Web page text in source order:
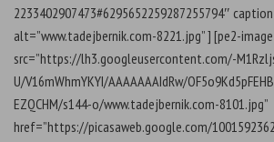
2233402907473#6295652259287255794″
alt=”www.tadejbernik.com-8221.jpg” ] [pe2-image
src=”https://lh3.googleusercontent.com/-
U/V16mWhmYKYI/AAAAAAAIdRw/
EZQCHM/s144-o/www.tadejbernik.com-8101.jpg”
href=”https://picasaweb.google.com/